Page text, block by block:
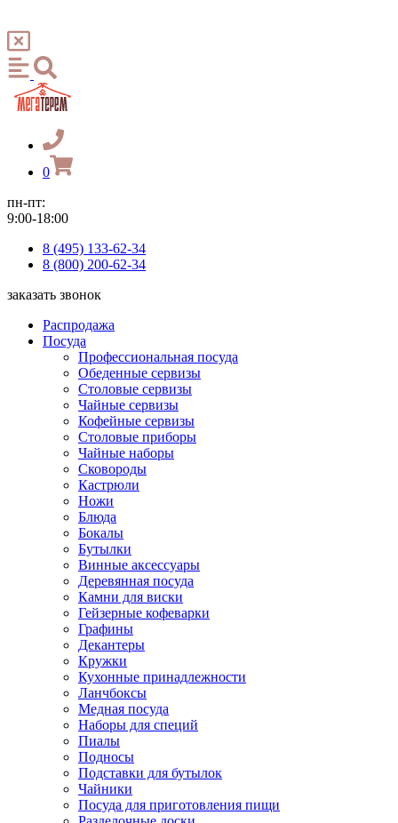
0
пн-пт:
9:00-18:00
8 (495) 133-62-34
8 (800) 200-62-34
заказать звонок
Распродажа
Посуда
Профессиональная посуда
Обеденные сервизы
Столовые сервизы
Чайные сервизы
Кофейные сервизы
Столовые приборы
Чайные наборы
Сковороды
Кастрюли
Ножи
Блюда
Бокалы
Бутылки
Винные аксессуары
Деревянная посуда
Камни для виски
Гейзерные кофеварки
Графины
Декантеры
Кружки
Кухонные принадлежности
Ланчбоксы
Медная посуда
Наборы для специй
Пиалы
Подносы
Подставки для бутылок
Чайники
Посуда для приготовления пищи